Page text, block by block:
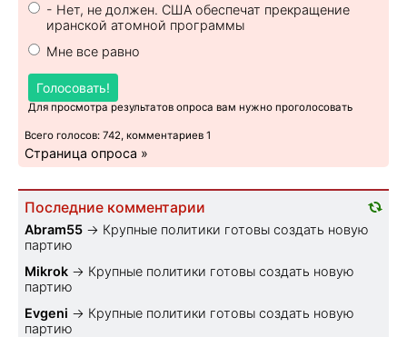
- Нет, не должен. США обеспечат прекращение
иранской атомной программы
Мне все равно
Голосовать!
Для просмотра результатов опроса вам нужно проголосовать
Всего голосов: 742, комментариев 1
Страница опроса »
Последние комментарии
Abram55 → Крупные политики готовы создать новую
партию
Mikrok → Крупные политики готовы создать новую
партию
Evgeni → Крупные политики готовы создать новую
партию